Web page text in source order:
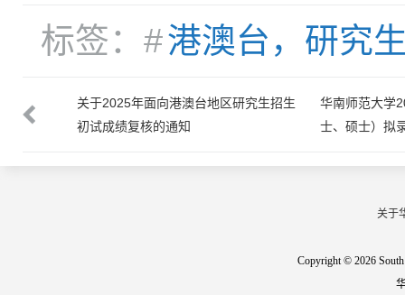
标签：#港澳台，研究
生（博
关于2025年面向港澳台地区研究生招生
初试成绩复核的通知
华南师范大学
士、硕士）拟
关于
Copyright © 2026